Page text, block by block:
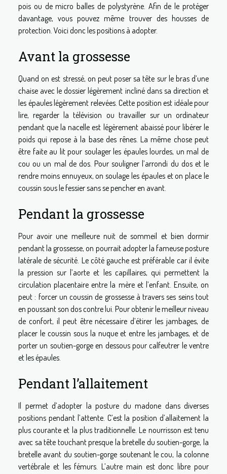
pois ou de micro balles de polystyrène. Afin de le protéger
davantage, vous pouvez même trouver des housses de
protection. Voici donc les positions à adopter.
Avant la grossesse
Quand on est stressé, on peut poser sa tête sur le bras d’une
chaise avec le dossier légèrement incliné dans sa direction et
les épaules légèrement relevées. Cette position est idéale pour
lire, regarder la télévision ou travailler sur un ordinateur
pendant que la nacelle est légèrement abaissé pour libérer le
poids qui repose à la base des rênes. La même chose peut
être faite au lit pour soulager les épaules lourdes, un mal de
cou ou un mal de dos. Pour souligner l’arrondi du dos et le
rendre moins ennuyeux, on soulage les épaules et on place le
coussin sous le fessier sans se pencher en avant.
Pendant la grossesse
Pour avoir une meilleure nuit de sommeil et bien dormir
pendant la grossesse, on pourrait adopter la fameuse posture
latérale de sécurité. Le côté gauche est préférable car il évite
la pression sur l’aorte et les capillaires, qui permettent la
circulation placentaire entre la mère et l’enfant. Ensuite, on
peut : forcer un coussin de grossesse à travers ses seins tout
en poussant son dos contre lui. Pour obtenir le meilleur niveau
de confort, il peut être nécessaire d’étirer les jambages, de
placer le coussin sous la nuque et entre les jambages, et de
porter un soutien-gorge en dessous pour calfeutrer le ventre
et les épaules.
Pendant l’allaitement
Il permet d’adopter la posture du madone dans diverses
positions pendant l’attente. C’est la position d’allaitement la
plus courante et la plus traditionnelle. Le nourrisson est tenu
avec sa tête touchant presque la bretelle du soutien-gorge, la
bretelle avant du soutien-gorge soutenant le cou, la colonne
vertébrale et les fémurs. L’autre main est donc libre pour